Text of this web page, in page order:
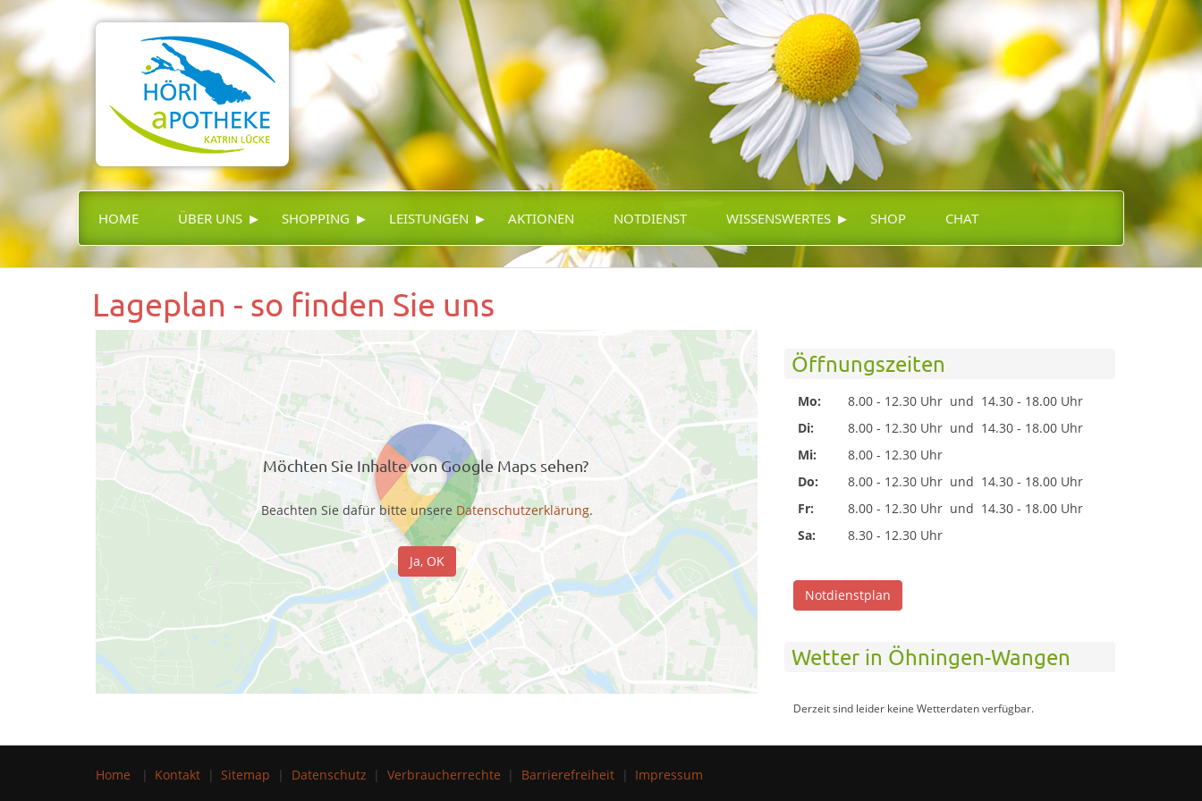
HOME ÜBER UNS ▸ SHOPPING ▸ LEISTUNGEN ▸ AKTIONEN NOTDIENST WISSENSWERTES ▸ SHOP CHAT
Lageplan - so finden Sie uns
Möchten Sie Inhalte von Google Maps sehen?
Beachten Sie dafür bitte unsere Datenschutzerklärung.
Ja, OK
Öffnungszeiten
Mo: 8.00 - 12.30 Uhr und 14.30 - 18.00 Uhr
Di:
8.00 - 12.30 Uhr und 14.30 - 18.00 Uhr
Mi:
8.00 - 12.30 Uhr
Do:
8.00 - 12.30 Uhr und 14.30 - 18.00 Uhr
Fr:
8.00 - 12.30 Uhr und 14.30 - 18.00 Uhr
Sa:
8.30 - 12.30 Uhr
Notdienstplan
Wetter in Öhningen-Wangen
Derzeit sind leider keine Wetterdaten verfügbar.
Home Kontakt Sitemap Datenschutz Verbraucherrechte Barrierefreiheit Impressum